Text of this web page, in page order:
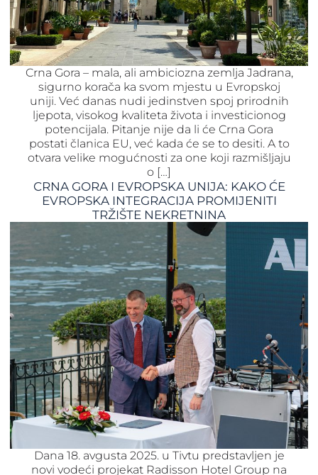
Crna Gora – mala, ali ambiciozna zemlja Jadrana,
sigurno korača ka svom mjestu u Evropskoj
uniji. Već danas nudi jedinstven spoj prirodnih
ljepota, visokog kvaliteta života i investicionog
potencijala. Pitanje nije da li će Crna Gora
postati članica EU, već kada će se to desiti. A to
otvara velike mogućnosti za one koji razmišljaju
o […]
CRNA GORA I EVROPSKA UNIJA: KAKO ĆE
EVROPSKA INTEGRACIJA PROMIJENITI
TRŽIŠTE NEKRETNINA
Dana 18. avgusta 2025. u Tivtu predstavljen je
novi vodeći projekat Radisson Hotel Group na